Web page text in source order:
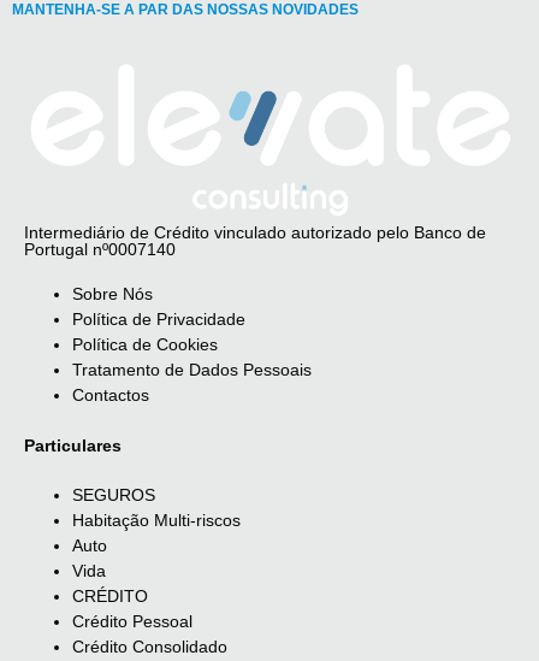
MANTENHA-SE A PAR DAS NOSSAS NOVIDADES
Intermediário de Crédito vinculado autorizado pelo Banco de
Portugal nº0007140
Sobre Nós
Política de Privacidade
Política de Cookies
Tratamento de Dados Pessoais
Contactos
Particulares
SEGUROS
Habitação Multi-riscos
Auto
Vida
CRÉDITO
Crédito Pessoal
Crédito Consolidado